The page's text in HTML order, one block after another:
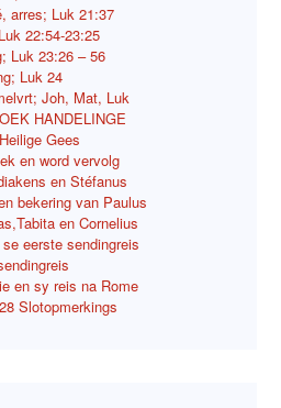
arres; Luk 21:37
22:54-23:25
Luk 23:26 – 56
Luk 24
Joh, Mat, Luk
HANDELINGE
Gees
en word vervolg
en Stéfanus
bekering van Paulus
en Cornelius
eerste sendingreis
en sy reis na Rome
Slotopmerkings